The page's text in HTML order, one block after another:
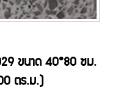
ขนาด 40*80 ซม.
ตร.ม.)